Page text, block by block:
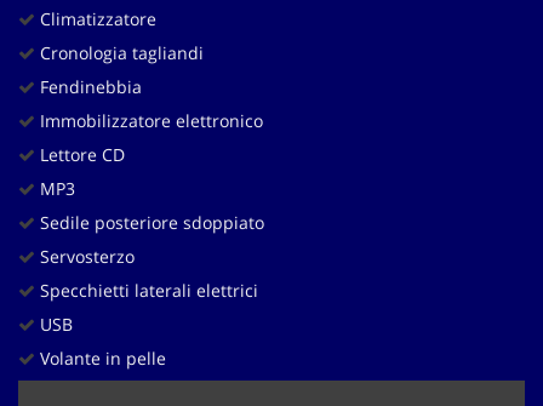
Climatizzatore
Cronologia tagliandi
Fendinebbia
Immobilizzatore elettronico
Lettore CD
MP3
Sedile posteriore sdoppiato
Servosterzo
Specchietti laterali elettrici
USB
Volante in pelle